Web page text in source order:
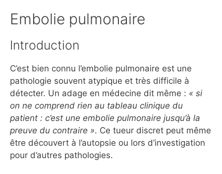
Embolie pulmonaire
Introduction
C’est bien connu l’embolie pulmonaire est une
pathologie souvent atypique et très difficile à
détecter. Un adage en médecine dit même : « si
on ne comprend rien au tableau clinique du
patient : c’est une embolie pulmonaire jusqu’à la
preuve du contraire ». Ce tueur discret peut même
être découvert à l’autopsie ou lors d’investigation
pour d’autres pathologies.